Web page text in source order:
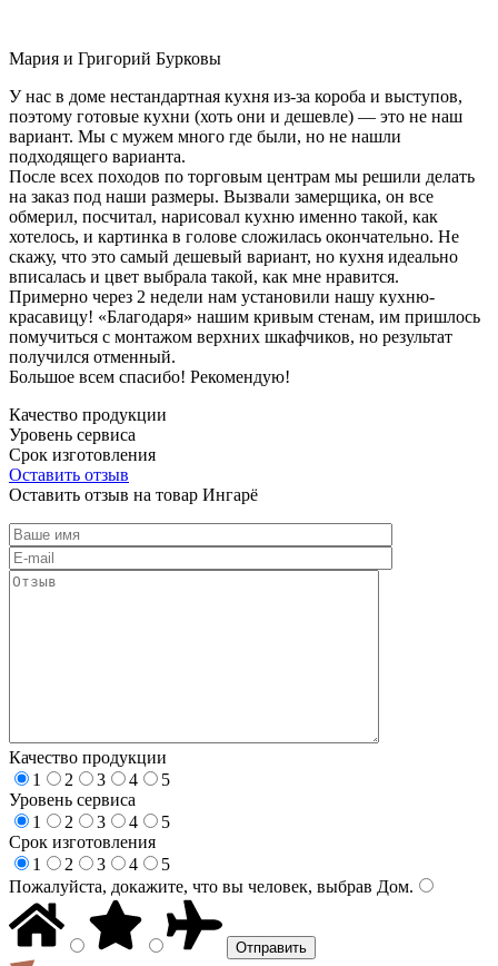
Мария и Григорий Бурковы
У нас в доме нестандартная кухня из-за короба и выступов,
поэтому готовые кухни (хоть они и дешевле) — это не наш
вариант. Мы с мужем много где были, но не нашли
подходящего варианта.
После всех походов по торговым центрам мы решили делать
на заказ под наши размеры. Вызвали замерщика, он все
обмерил, посчитал, нарисовал кухню именно такой, как
хотелось, и картинка в голове сложилась окончательно. Не
скажу, что это самый дешевый вариант, но кухня идеально
вписалась и цвет выбрала такой, как мне нравится.
Примерно через 2 недели нам установили нашу кухню-
красавицу! «Благодаря» нашим кривым стенам, им пришлось
помучиться с монтажом верхних шкафчиков, но результат
получился отменный.
Большое всем спасибо! Рекомендую!
Качество продукции
Уровень сервиса
Срок изготовления
Оставить отзыв
Оставить отзыв на товар Ингарё
Качество продукции
1
2 3 4
5
Уровень сервиса
1
2 3 4
5
Срок изготовления
1
2 3 4
5
Пожалуйста, докажите, что вы человек, выбрав Дом.